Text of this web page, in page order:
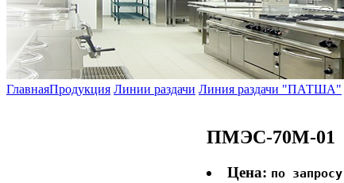
ГлавнаяПродукция Линии раздачи Линия раздачи "ПАТША"
ПМЭС-70М-01
Цена: по запросу